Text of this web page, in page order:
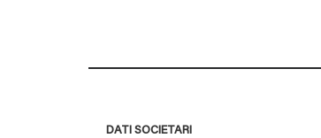
DATI SOCIETARI